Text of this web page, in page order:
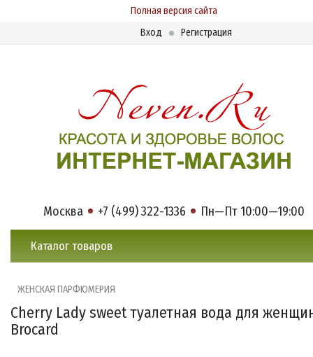
Полная версия сайта
Вход
Регистрация
Москва +7 (499) 322-1336 Пн—Пт 10:00—19:00
Каталог товаров
ЖЕНСКАЯ ПАРФЮМЕРИЯ
Cherry Lady sweet туалетная вода для
Brocard